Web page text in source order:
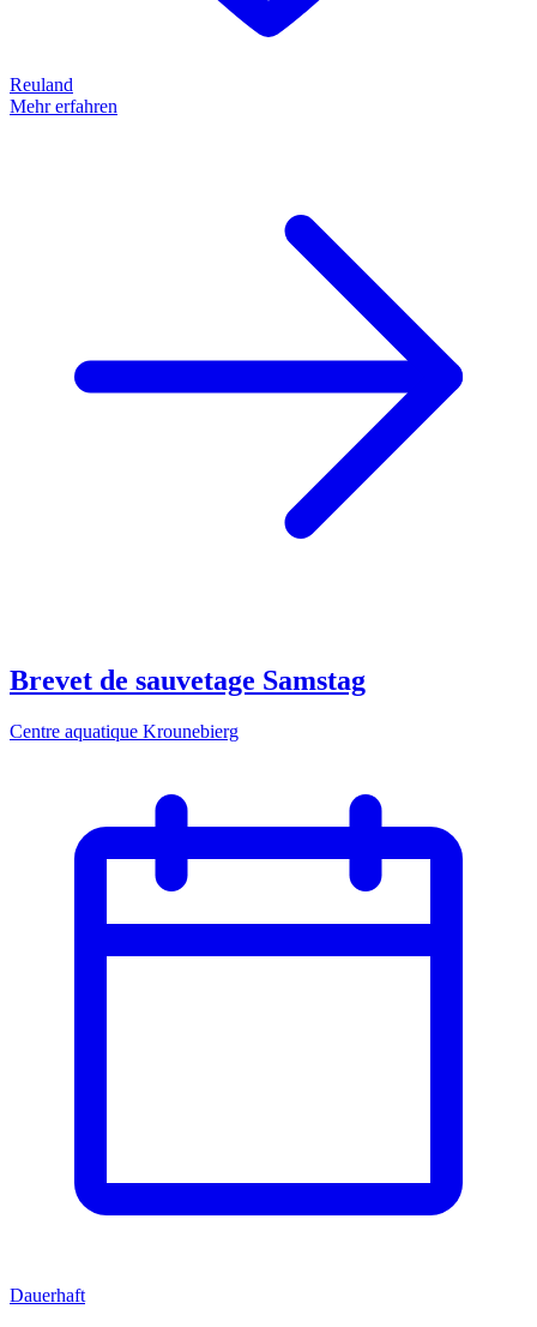
Reuland
Mehr erfahren
Brevet de sauvetage Samstag
Centre aquatique Krounebierg
Dauerhaft